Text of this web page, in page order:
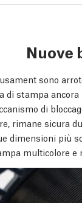
Nuove
sono
di stampa
di
rimane sicura
dimensioni più
multicolore e